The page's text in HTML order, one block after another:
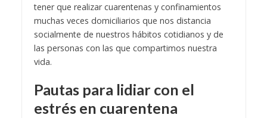
tener que realizar cuarentenas y confinamientos
muchas veces domiciliarios que nos distancia
socialmente de nuestros hábitos cotidianos y de
las personas con las que compartimos nuestra
vida.
Pautas para lidiar con el
estrés en cuarentena